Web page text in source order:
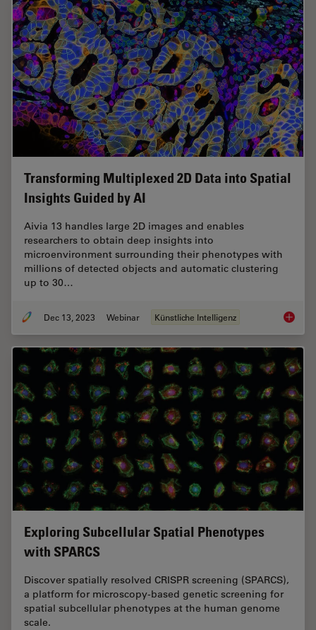
Transforming Multiplexed 2D Data into Spatial
Insights Guided by AI
Aivia 13 handles large 2D images and enables
researchers to obtain deep insights into
microenvironment surrounding their phenotypes with
millions of detected objects and automatic clustering
up to 30…
Dec 13, 2023 Webinar Künstliche Intelligenz
Exploring Subcellular Spatial Phenotypes
with SPARCS
Discover spatially resolved CRISPR screening (SPARCS),
a platform for microscopy-based genetic screening for
spatial subcellular phenotypes at the human genome
scale.